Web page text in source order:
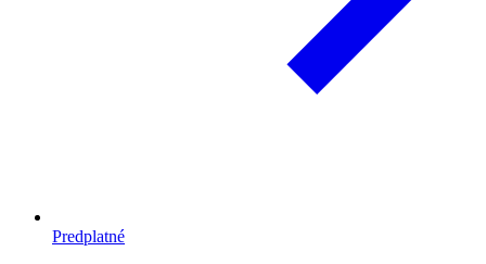
Predplatné